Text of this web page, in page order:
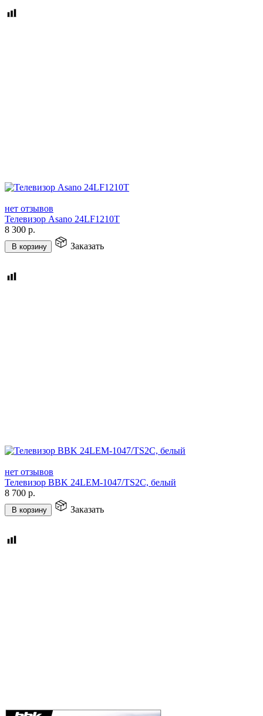
нет отзывов
Телевизор Asano 24LF1210T
8 300 р.
В корзину Заказать
нет отзывов
Телевизор BBK 24LEM-1047/TS2C, белый
8 700 р.
В корзину Заказать